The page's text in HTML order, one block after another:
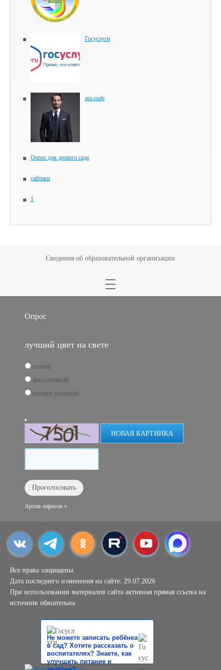
Госуслуги
api-code
Опрос для деского сада
сайтики
1
Сведения об образовательной организации
Опрос
лучший цвет на свете
синий
фиолетовый
пикми розовый
НОВАЯ КАРТИНКА
Архив опросов »
Все права защищены.
Дата последнего изменения на сайте: 29.07.2026
При использовании материалов сайта активная прямая ссылка на
источник обязательна
Не можете записать ребёнка
в сад? Хотите рассказать о
воспитателях? Знаете, как
улучшить питание и